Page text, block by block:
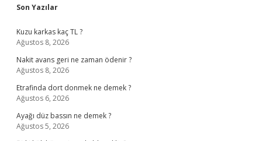
Sidebar
Son Yazılar
Kuzu karkas kaç TL ?
Ağustos 8, 2026
Nakit avans geri ne zaman ödenir ?
Ağustos 8, 2026
Etrafinda dort donmek ne demek ?
Ağustos 6, 2026
Ayağı düz bassın ne demek ?
Ağustos 5, 2026